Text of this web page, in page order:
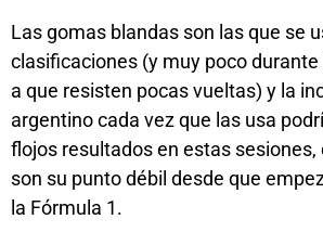
Las gomas blandas son las que se
clasificaciones (y muy poco
a que resisten pocas vueltas) y la
argentino cada vez que las usa
flojos resultados en estas
son su punto débil desde que
la Fórmula 1.